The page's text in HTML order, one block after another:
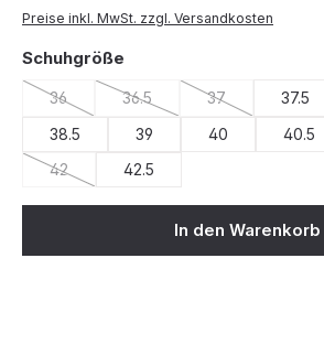
Preise inkl. MwSt. zzgl. Versandkosten
Schuhgröße
36
(Diese Option ist zurzeit nicht verfügbar.)
36.5
(Diese Option ist zurzeit
37
(Diese Option
37.5
38.5
39 40 40.5
42
(Diese Option ist zurzeit nicht verfügbar.)
42.5
In den Warenkorb